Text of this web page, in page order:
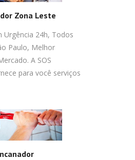
Zona Leste
Urgência 24h, Todos
Paulo, Melhor
A SOS
para você serviços